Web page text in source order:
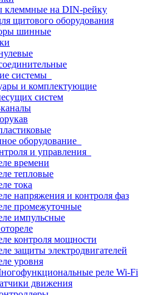
клеммные на DIN-рейку
щитового оборудования
шинные
системы
и комплектующие
систем
оборудование
и управления
времени
тепловые
тока
напряжения и контроля фаз
промежуточные
импульсные
контроля мощности
защиты электродвигателей
уровня
реле Wi-Fi
движения